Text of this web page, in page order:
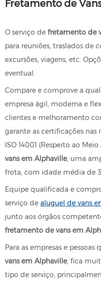
Fretamento de
O serviço de fretamento de
para reuniões, traslados de
excursões, viagens, etc.
eventual.
Compare e comprove a
empresa ágil, moderna e
clientes e melhoramento
garante as certificações nas
ISO 14001 (Respeito ao
vans em Alphaville, uma
frota, com idade média de 3
Equipe qualificada e
serviço de aluguel de vans
junto aos órgãos
fretamento de vans em
Para as empresas e
vans em Alphaville, fica
tipo de serviço,